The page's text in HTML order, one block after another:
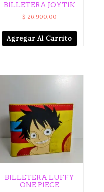
BILLETERA JOYTIK
$ 26.900,00
Agregar Al Carrito
BILLETERA LUFFY
ONE PIECE